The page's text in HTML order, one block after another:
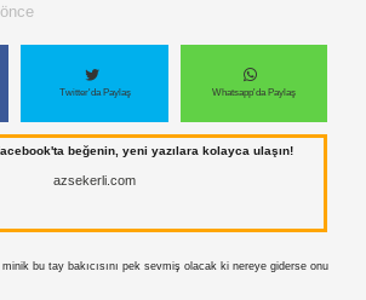
Twitter'da Paylaş Whatsapp'da Paylaş
beğenin, yeni yazılara kolayca ulaşın!
azsekerli.com
bu tay bakıcısını pek sevmiş olacak ki nereye giderse onu